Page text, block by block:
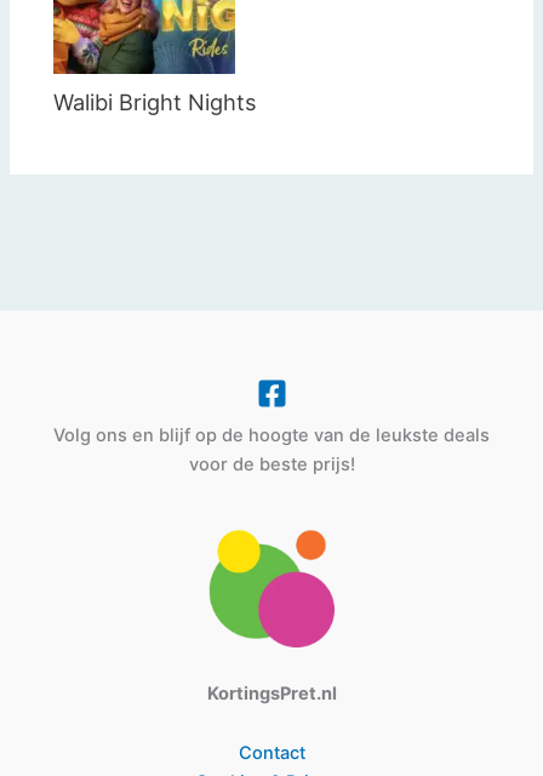
Walibi Bright Nights
Volg ons en blijf op de hoogte van de leukste deals
voor de beste prijs!
KortingsPret.nl
Contact